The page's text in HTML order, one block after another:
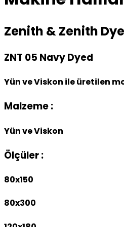
Zenith & Zenith
ZNT 05 Navy Dyed
Yün ve Viskon ile üretilen
Malzeme :
Yün ve Viskon
Ölçüler :
80x150
80x300